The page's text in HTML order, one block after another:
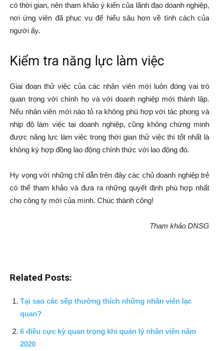
có thời gian, nên tham khảo ý kiến của lãnh đạo doanh nghiệp,
nơi ứng viên đã phục vụ để hiểu sâu hơn về tính cách của
người ấy.
Kiểm tra năng lực làm việc
Giai đoạn thử việc của các nhân viên mới luôn đóng vai trò
quan trọng với chính họ và với doanh nghiệp mới thành lập.
Nếu nhân viên mới nào tỏ ra không phù hợp với tác phong và
nhịp độ làm việc tại doanh nghiệp, cũng không chứng minh
được năng lực làm việc trong thời gian thử việc thì tốt nhất là
không ký hợp đồng lao động chính thức với lao động đó.
Hy vọng với những chỉ dẫn trên đây các chủ doanh nghiệp trẻ
có thể tham khảo và đưa ra những quyết định phù hợp nhất
cho công ty mới của mình. Chúc thành công!
Tham khảo DNSG
Related Posts:
Tại sao các sếp thường thích những nhân viên lạc
quan?
6 điều cực kỳ quan trọng khi quản lý nhân viên năm
2020